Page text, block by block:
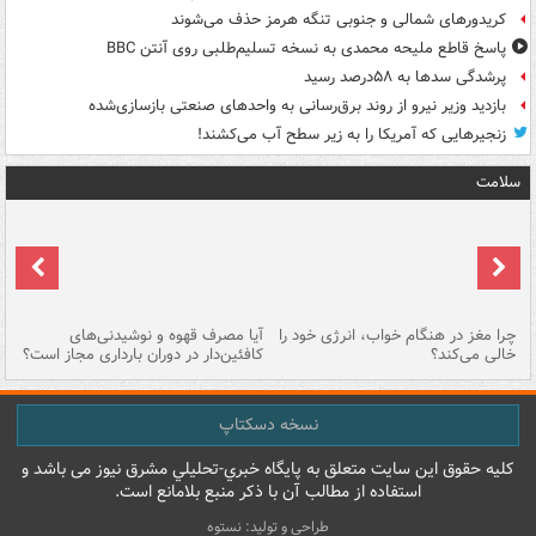
کریدورهای شمالی و جنوبی تنگه هرمز حذف می‌شوند
پاسخ قاطع ملیحه محمدی به نسخه تسلیم‌طلبی روی آنتن BBC
پرشدگی سدها به ۵۸درصد رسید
بازدید وزیر نیرو از روند برق‌رسانی به واحدهای صنعتی بازسازی‌شده
زنجیرهایی که آمریکا را به زیر سطح آب می‌کشند!
سلامت
چرا مغز در هنگام خواب، انرژی خود را
خالی می‌کند؟
آیا مصرف قهوه و نوشیدنی‌های
کافئین‌دار در دوران بارداری مجاز است؟
نسخه دسکتاپ
کليه حقوق اين سايت متعلق به پایگاه خبري-تحليلي مشرق نيوز می باشد و
استفاده از مطالب آن با ذکر منبع بلامانع است.
طراحی و تولید: نستوه